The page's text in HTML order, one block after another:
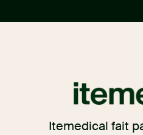
Itemedical fait